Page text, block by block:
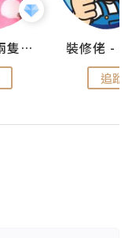
儍媽媽與兩隻小魔怪之家
追蹤